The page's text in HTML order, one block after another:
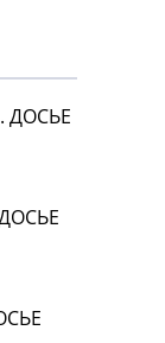
ДОСЬЕ